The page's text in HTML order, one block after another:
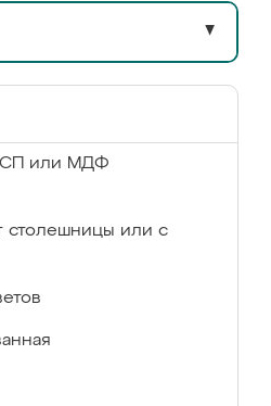
▼
или МДФ
столешницы или с